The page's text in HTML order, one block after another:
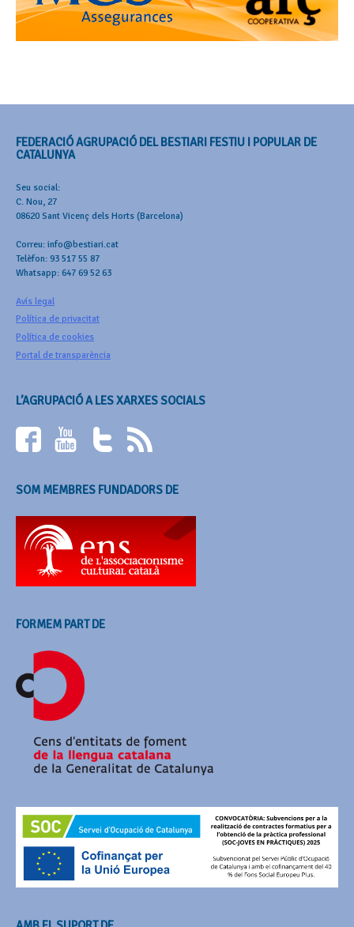
FEDERACIÓ AGRUPACIÓ DEL BESTIARI FESTIU I POPULAR DE
CATALUNYA
Seu social:
C. Nou, 27
08620 Sant Vicenç dels Horts (Barcelona)
Correu: info@bestiari.cat
Telèfon: 93 517 55 87
Whatsapp: 647 69 52 63
Avís legal
Política de privacitat
Política de cookies
Portal de transparència
L’AGRUPACIÓ A LES XARXES SOCIALS
SOM MEMBRES FUNDADORS DE
FORMEM PART DE